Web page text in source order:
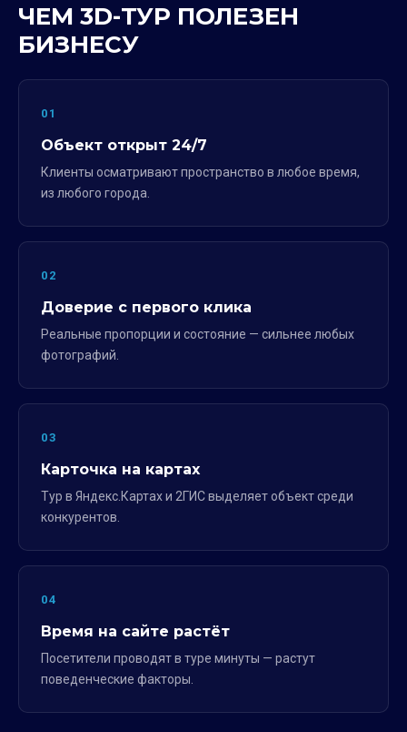
ЧЕМ 3D-ТУР ПОЛЕЗЕН
БИЗНЕСУ
01
Объект открыт 24/7
Клиенты осматривают пространство в любое время,
из любого города.
02
Доверие с первого клика
Реальные пропорции и состояние — сильнее любых
фотографий.
03
Карточка на картах
Тур в Яндекс.Картах и 2ГИС выделяет объект среди
конкурентов.
04
Время на сайте растёт
Посетители проводят в туре минуты — растут
поведенческие факторы.